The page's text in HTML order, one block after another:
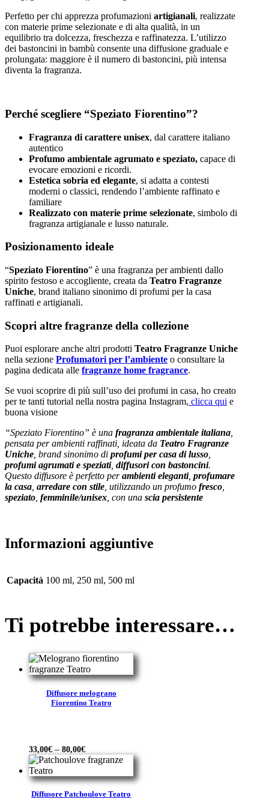
Perfetto per chi apprezza profumazioni artigianali, realizzate
con materie prime selezionate e di alta qualità, in un
equilibrio tra dolcezza, freschezza e raffinatezza. L’utilizzo
dei bastoncini in bambù consente una diffusione graduale e
prolungata: maggiore è il numero di bastoncini, più intensa
diventa la fragranza.
Perché scegliere “Speziato Fiorentino”?
Fragranza di carattere unisex, dal carattere italiano
autentico
Profumo ambientale agrumato e speziato, capace di
evocare emozioni e ricordi.
Estetica sobria ed elegante, si adatta a contesti
moderni o classici, rendendo l’ambiente raffinato e
familiare
Realizzato con materie prime selezionate, simbolo di
fragranza artigianale e lusso naturale.
Posizionamento ideale
“Speziato Fiorentino” è una fragranza per ambienti dallo
spirito festoso e accogliente, creata da Teatro Fragranze
Uniche, brand italiano sinonimo di profumi per la casa
raffinati e artigianali.
Scopri altre fragranze della collezione
Puoi esplorare anche altri prodotti Teatro Fragranze Uniche
nella sezione Profumatori per l’ambiente o consultare la
pagina dedicata alle fragranze home fragrance.
Se vuoi scoprire di più sull’uso dei profumi in casa, ho creato
per te tanti tutorial nella nostra pagina Instagram, clicca qui e
buona visione
“Speziato Fiorentino” è una fragranza ambientale italiana,
pensata per ambienti raffinati, ideata da Teatro Fragranze
Uniche, brand sinonimo di profumi per casa di lusso,
profumi agrumati e speziati, diffusori con bastoncini.
Questo diffusore è perfetto perambienti eleganti, profumare
la casa, arredare con stile, utilizzando un profumo fresco,
speziato, femminile/unisex, con una scia persistente
Informazioni aggiuntive
Capacità 100 ml, 250 ml, 500 ml
Ti potrebbe interessare…
Diffusore melograno
Fiorentino Teatro
33,00€ – 80,00€
Diffusore Patchoulove Teatro